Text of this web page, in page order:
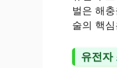
벌은 해
술의 핵
유전자